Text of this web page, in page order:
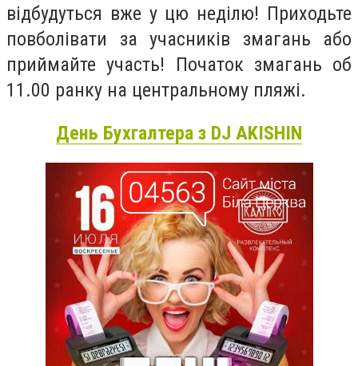
відбудуться вже у цю неділю! Приходьте
повболівати за учасників змагань або
приймайте участь! Початок змагань об
11.00 ранку на центральному пляжі.
День Бухгалтера з DJ AKISHIN